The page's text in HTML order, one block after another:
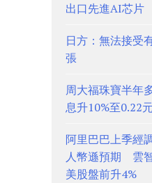
出口先進AI芯片
日方：無法接受
張
周大福珠寶半年
息升10%至0.22
阿里巴巴上季經
人幣遜預期 雲
美股盤前升4%